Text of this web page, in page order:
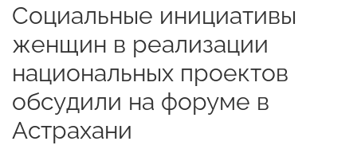
Социальные инициативы
женщин в реализации
национальных проектов
обсудили на форуме в
Астрахани